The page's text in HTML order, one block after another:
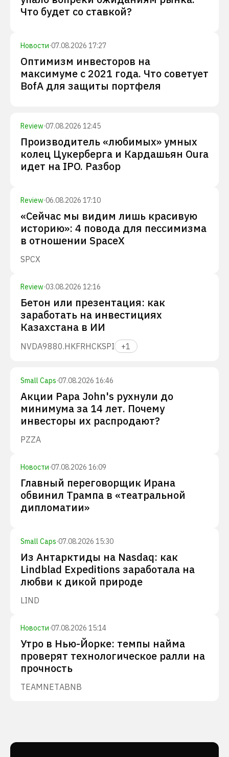
Что будет со ставкой?
Новости·07.08.2026 17:27
Оптимизм инвесторов на
максимуме с 2021 года. Что советует
BofA для защиты портфеля
Review·07.08.2026 12:45
Производитель «любимых» умных
колец Цукерберга и Кардашьян Oura
идет на IPO. Разбор
Review·06.08.2026 17:10
«Сейчас мы видим лишь красивую
историю»: 4 повода для пессимизма
в отношении SpaceX
SPCX
Review·03.08.2026 12:16
Бетон или презентация: как
заработать на инвестициях
Казахстана в ИИ
NVDA9880.HKFRHCKSPI +1
Small Caps·07.08.2026 16:46
Акции Papa John's рухнули до
минимума за 14 лет. Почему
инвесторы их распродают?
PZZA
Новости·07.08.2026 16:09
Главный переговорщик Ирана
обвинил Трампа в «театральной
дипломатии»
Small Caps·07.08.2026 15:30
Из Антарктиды на Nasdaq: как
Lindblad Expeditions заработала на
любви к дикой природе
LIND
Новости·07.08.2026 15:14
Утро в Нью-Йорке: темпы найма
проверят технологическое ралли на
прочность
TEAMNETABNB